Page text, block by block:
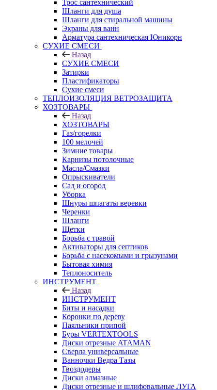
Трос сантехнический
Шланги для душа
Шланги для стиральной машины
Экраны для ванн
Арматура сантехническая Юникорн
СУХИЕ СМЕСИ
Назад
СУХИЕ СМЕСИ
Затирки
Пластификаторы
Сухие смеси
ТЕПЛОИЗОЛЯЦИЯ ВЕТРОЗАЩИТА
ХОЗТОВАРЫ
Назад
ХОЗТОВАРЫ
Газ/горелки
100 мелочей
Зимние товары
Карнизы потолочные
Масла/Смазки
Опрыскиватели
Сад и огород
Уборка
Шнуры шпагаты веревки
Черенки
Шланги
Щетки
Борьба с травой
Активаторы для септиков
Борьба с насекомыми и грызунами
Бытовая химия
Теплоноситель
ИНСТРУМЕНТ
Назад
ИНСТРУМЕНТ
Биты и насадки
Коронки по дереву
Паяльники припой
Буры VERTEXTOOLS
Диски отрезные ATAMAN
Сверла универсальные
Ванночки Ведра Тазы
Гвоздодеры
Диски алмазные
Диски отрезные и шлифовальные ЛУГА